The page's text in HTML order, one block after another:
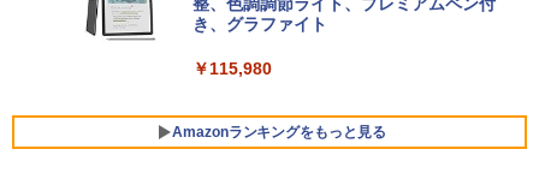
版) 搭載 Windows 11 重量1.7kg Wi-Fi 6
5BUWS
き、グラファイト
￥115,980
Amazonランキングをもっと見る